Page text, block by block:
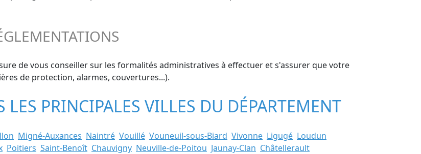
de vous conseiller sur les formalités administratives à effectuer et s'assurer que votre
de protection, alarmes, couvertures...).
PRINCIPALES VILLES DU DÉPARTEMENT
Migné-Auxances Naintré Vouillé Vouneuil-sous-Biard Vivonne Ligugé Loudun
Poitiers Saint-Benoît Chauvigny Neuville-de-Poitou Jaunay-Clan Châtellerault